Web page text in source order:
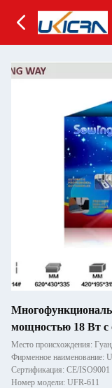
мощностью 18 Вт с
Место происхождения:
Фирменное наименование:
Сертификация: CE/ISO9001
Номер модели: UFR-611